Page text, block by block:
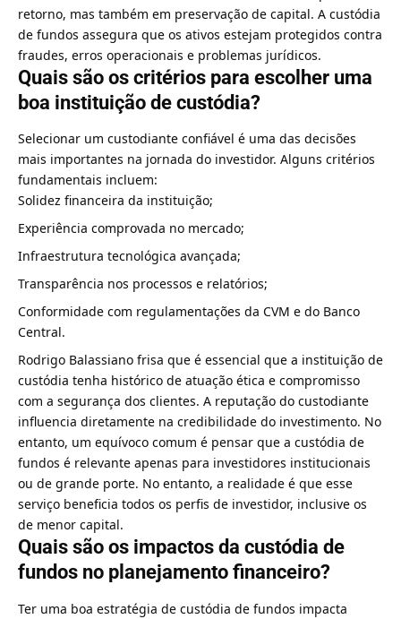
retorno, mas também em preservação de capital. A custódia
de fundos assegura que os ativos estejam protegidos contra
fraudes, erros operacionais e problemas jurídicos.
Quais são os critérios para escolher uma
boa instituição de custódia?
Selecionar um custodiante confiável é uma das decisões
mais importantes na jornada do investidor. Alguns critérios
fundamentais incluem:
Solidez financeira da instituição;
Experiência comprovada no mercado;
Infraestrutura tecnológica avançada;
Transparência nos processos e relatórios;
Conformidade com regulamentações da CVM e do Banco
Central.
Rodrigo Balassiano frisa que é essencial que a instituição de
custódia tenha histórico de atuação ética e compromisso
com a segurança dos clientes. A reputação do custodiante
influencia diretamente na credibilidade do investimento. No
entanto, um equívoco comum é pensar que a custódia de
fundos é relevante apenas para investidores institucionais
ou de grande porte. No entanto, a realidade é que esse
serviço beneficia todos os perfis de investidor, inclusive os
de menor capital.
Quais são os impactos da custódia de
fundos no planejamento financeiro?
Ter uma boa estratégia de custódia de fundos impacta